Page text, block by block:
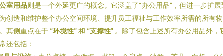
室用品则是一个外延更广的概念。它涵盖了“办公用品”，但进一步扩展
创造和维护整个办公空间环境、提升员工福祉与工作效率所需的所有物
其侧重点在于 “环境性”和 “支撑性” 。除了包含上述所有办公用品外，
还包括：